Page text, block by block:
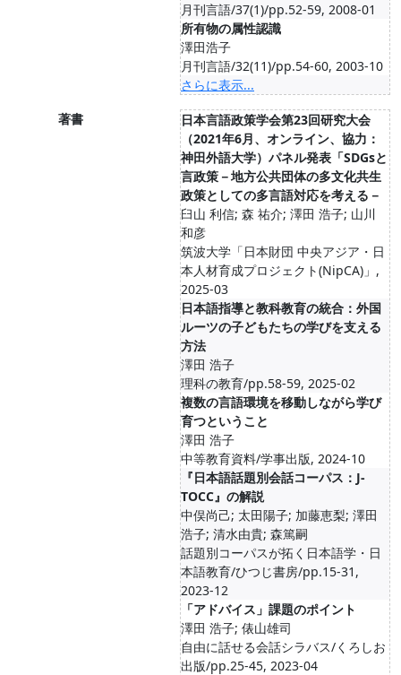
月刊言語/37(1)/pp.52-59, 2008-01
所有物の属性認識
澤田浩子
月刊言語/32(11)/pp.54-60, 2003-10
さらに表示...
著書
日本言語政策学会第23回研究大会
（2021年6月、オンライン、協力：
神田外語大学）パネル発表「SDGsと
言政策－地方公共団体の多文化共生
政策としての多言語対応を考える－
臼山 利信; 森 祐介; 澤田 浩子; 山川
和彦
筑波大学「日本財団 中央アジア・日
本人材育成プロジェクト(NipCA)」,
2025-03
日本語指導と教科教育の統合：外国
ルーツの子どもたちの学びを支える
方法
澤田 浩子
理科の教育/pp.58-59, 2025-02
複数の言語環境を移動しながら学び
育つということ
澤田 浩子
中等教育資料/学事出版, 2024-10
『日本語話題別会話コーパス：J-
TOCC』の解説
中俣尚己; 太田陽子; 加藤恵梨; 澤田
浩子; 清水由貴; 森篤嗣
話題別コーパスが拓く日本語学・日
本語教育/ひつじ書房/pp.15-31,
2023-12
「アドバイス」課題のポイント
澤田 浩子; 俵山雄司
自由に話せる会話シラバス/くろしお
出版/pp.25-45, 2023-04